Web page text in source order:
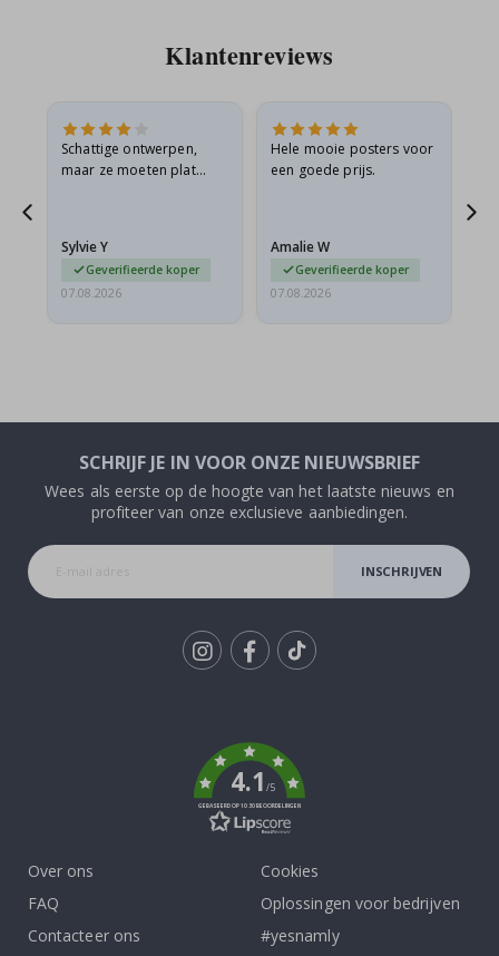
Klantenreviews
Schattige ontwerpen,
maar ze moeten plat
beetje…
Sylvie Y
Geverifieerde koper
07.08.2026
Hele mooie posters voor
een goede prijs.
Amalie W
Geverifieerde koper
07.08.2026
SCHRIJF JE IN VOOR ONZE NIEUWSBRIEF
Wees als eerste op de hoogte van het laatste nieuws en
profiteer van onze exclusieve aanbiedingen.
INSCHRIJVEN
4.1/5
GEBASEERD OP 1030 BEOORDELINGEN
Over ons
FAQ
Contacteer ons
Cookies
Oplossingen voor bedrijven
#yesnamly